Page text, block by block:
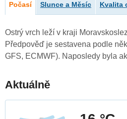
Počasí Slunce a Měsíc Kvalita
Ostrý vrch leží v kraji
Předpověď je sestavena podle
GFS, ECMWF). Naposledy byla
Aktuálně